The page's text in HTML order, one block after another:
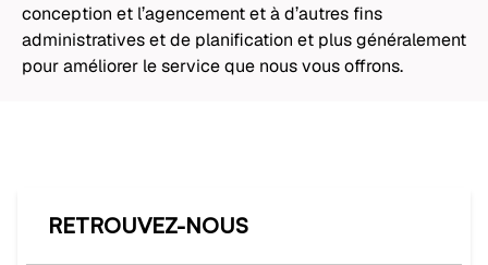
conception et l’agencement et à d’autres fins
administratives et de planification et plus généralement
pour améliorer le service que nous vous offrons.
RETROUVEZ-NOUS